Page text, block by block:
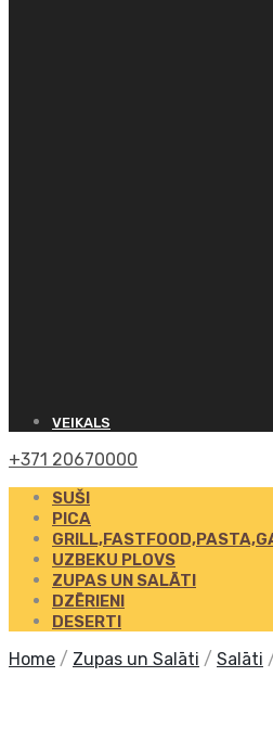
VEIKALS
+371 20670000
SUŠI
PICA
UZBEKU PLOVS
ZUPAS UN SALĀTI
DZĒRIENI
DESERTI
Home / Zupas un Salāti / Salāti